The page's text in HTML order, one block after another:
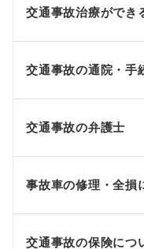
交通事故治療ができ
交通事故の通院・手
交通事故の弁護士
事故車の修理・全損
交通事故の保険につ